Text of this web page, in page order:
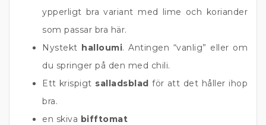
ypperligt bra variant med lime och koriander
som passar bra här.
Nystekt halloumi. Antingen “vanlig” eller om
du springer på den med chili.
Ett krispigt salladsblad för att det håller ihop
bra.
en skiva bifftomat